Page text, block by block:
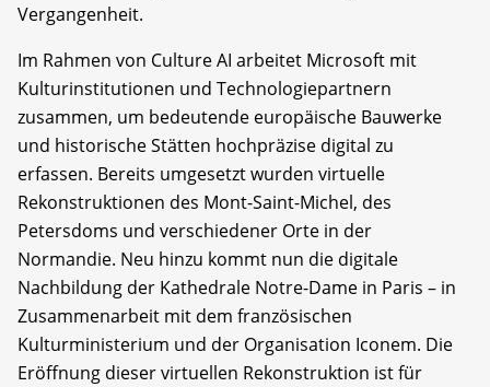
Vergangenheit.
Im Rahmen von Culture AI arbeitet Microsoft mit
Kulturinstitutionen und Technologiepartnern
zusammen, um bedeutende europäische Bauwerke
und historische Stätten hochpräzise digital zu
erfassen. Bereits umgesetzt wurden virtuelle
Rekonstruktionen des Mont-Saint-Michel, des
Petersdoms und verschiedener Orte in der
Normandie. Neu hinzu kommt nun die digitale
Nachbildung der Kathedrale Notre-Dame in Paris – in
Zusammenarbeit mit dem französischen
Kulturministerium und der Organisation Iconem. Die
Eröffnung dieser virtuellen Rekonstruktion ist für